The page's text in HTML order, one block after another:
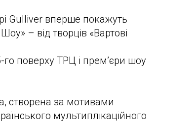
Gulliver вперше покажуть
– від творців «Вартові
поверху ТРЦ і прем’єри шоу
створена за мотивами
мультиплікаційного